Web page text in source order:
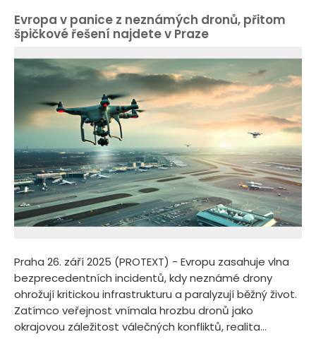
Evropa v panice z neznámých dronů, přitom
špičkové řešení najdete v Praze
Praha 26. září 2025 (PROTEXT) - Evropu zasahuje vlna
bezprecedentních incidentů, kdy neznámé drony
ohrožují kritickou infrastrukturu a paralyzují běžný život.
Zatímco veřejnost vnímala hrozbu dronů jako
okrajovou záležitost válečných konfliktů, realita...